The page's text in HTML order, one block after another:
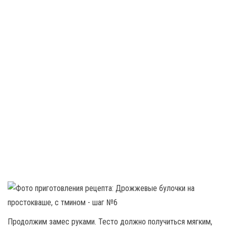
Продолжим замес руками. Тесто должно получиться мягким,